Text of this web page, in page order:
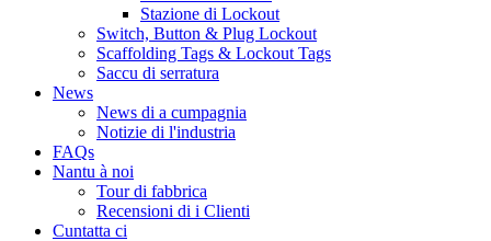
Stazione di Lockout
Switch, Button & Plug Lockout
Scaffolding Tags & Lockout Tags
Saccu di serratura
News
News di a cumpagnia
Notizie di l'industria
FAQs
Nantu à noi
Tour di fabbrica
Recensioni di i Clienti
Cuntatta ci